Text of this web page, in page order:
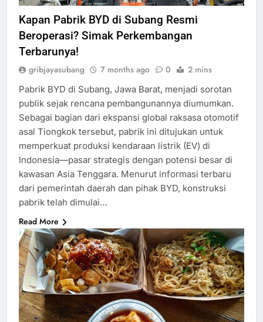
Kapan Pabrik BYD di Subang Resmi
Beroperasi? Simak Perkembangan
Terbarunya!
gribjayasubang 7 months ago 0 2 mins
Pabrik BYD di Subang, Jawa Barat, menjadi sorotan
publik sejak rencana pembangunannya diumumkan.
Sebagai bagian dari ekspansi global raksasa otomotif
asal Tiongkok tersebut, pabrik ini ditujukan untuk
memperkuat produksi kendaraan listrik (EV) di
Indonesia—pasar strategis dengan potensi besar di
kawasan Asia Tenggara. Menurut informasi terbaru
dari pemerintah daerah dan pihak BYD, konstruksi
pabrik telah dimulai…
Read More